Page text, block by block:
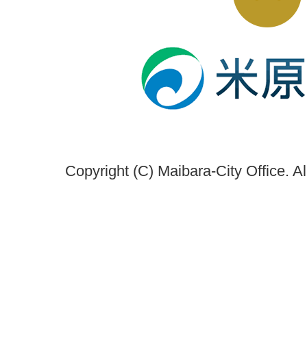
Copyright (C) Maibara-City Office.